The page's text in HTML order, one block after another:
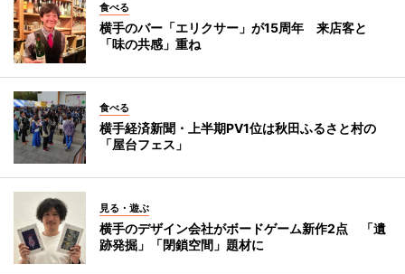
食べる
横手のバー「エリクサー」が15周年 来店客と
「味の共感」重ね
食べる
横手経済新聞・上半期PV1位は秋田ふるさと村の
「屋台フェス」
見る・遊ぶ
横手のデザイン会社がボードゲーム新作2点 「遺
跡発掘」「閉鎖空間」題材に